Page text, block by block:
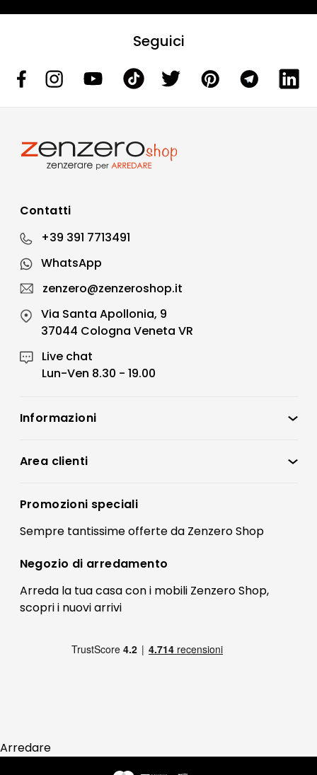
Seguici
Contatti
+39 391 7713491
WhatsApp
zenzero@zenzeroshop.it
Via Santa Apollonia, 9
37044 Cologna Veneta VR
Live chat
Lun-Ven 8.30 - 19.00
Informazioni
Condizioni di vendita
Preferenze Cookies
Termini e condizioni
Contatti
FAQ
Pagamenti
Area clienti
Registrati
Il mio account
Promozioni speciali
Sempre tantissimeofferteda Zenzero Shop
Negozio di arredamento
Arreda la tua casa con i mobili Zenzero Shop,
scopri i nuovi arrivi
Arredare